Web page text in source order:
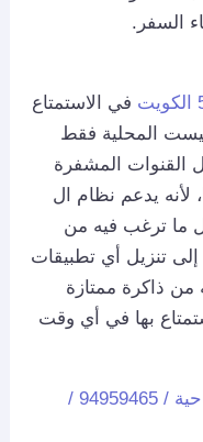
السفر.
في الاستمتاع
المحلية فقط
القنوات المشفرة
لأنه يدعم نظام ال
ما ترغب فيه من
تنزيل أي تطبيقات
من ذاكرة ممتازة
بها في أي وقت
توصيل ريموت الصباحية / 94959465 /